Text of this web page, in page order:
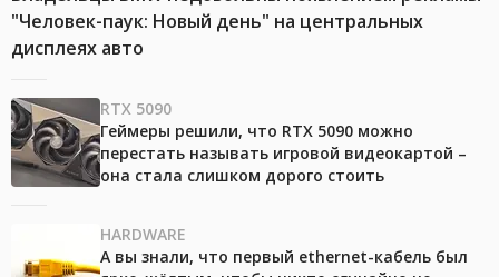
"Человек-паук: Новый день" на центральных
дисплеях авто
RTX 5090
Геймеры решили, что RTX 5090 можно
перестать называть игровой видеокартой –
она стала слишком дорого стоить
HARDWARE
А вы знали, что первый ethernet-кабель был